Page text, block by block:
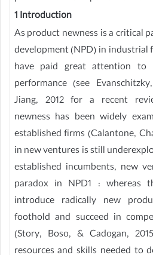
1 Introduction
As product newness is a critical
development (NPD) in industrial
have paid great attention
performance (see
Jiang, 2012 for a recent
newness has been widely
established firms (Calantone,
in new ventures is still
established incumbents, new
paradox in NPD1 : whereas
introduce radically new
foothold and succeed in
(Story, Boso, & Cadogan,
resources and skills needed to